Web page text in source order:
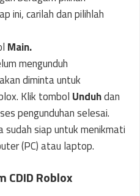
ini, carilah dan pilihlah
Main.
mengunduh
diminta untuk
Klik tombol Unduhdan
pengunduhan selesai.
sudah siap untuk menikmati
(PC) atau laptop.
CDID Roblox